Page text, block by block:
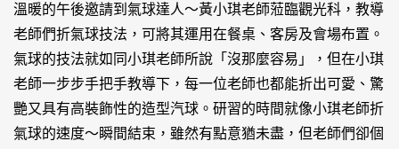
溫暖的午後邀請到氣球達人～黃小琪老師蒞臨觀光科，教導
老師們折氣球技法，可將其運用在餐桌、客房及會場布置。
氣球的技法就如同小琪老師所說「沒那麼容易」，但在小琪
老師一步步手把手教導下，每一位老師也都能折出可愛、驚
艷又具有高裝飾性的造型汽球。研習的時間就像小琪老師折
氣球的速度～瞬間結束，雖然有點意猶未盡，但老師們卻個